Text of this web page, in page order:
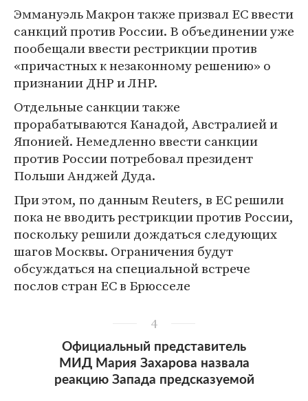
Эммануэль Макрон также призвал ЕС ввести
санкций против России. В объединении уже
пообещали ввести рестрикции против
«причастных к незаконному решению» о
признании ДНР и ЛНР.
Отдельные санкции также
прорабатываются Канадой, Австралией и
Японией. Немедленно ввести санкции
против России потребовал президент
Польши Анджей Дуда.
При этом, по данным Reuters, в ЕС решили
пока не вводить рестрикции против России,
поскольку решили дождаться следующих
шагов Москвы. Ограничения будут
обсуждаться на специальной встрече
послов стран ЕС в Брюсселе
4
Официальный представитель
МИД Мария Захарова назвала
реакцию Запада предсказуемой